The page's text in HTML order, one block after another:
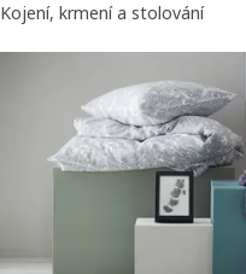
Kojení, krmení a stolování